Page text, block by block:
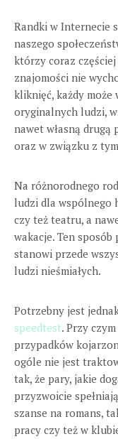
Randki w Internecie
naszego
którzy coraz
znajomości nie
kliknięć, każdy
oryginalnych ludzi,
nawet własną drugą
oraz w związku z
Na różnorodnego
ludzi dla wspólnego
czy też teatru, a
wakacje. Ten
stanowi przede
ludzi nieśmiałych.
Potrzebny jest
speedtest. Przy
przypadków
ogóle nie jest
tak, że pary, jakie
przyzwoicie
szanse na romans,
pracy czy też w